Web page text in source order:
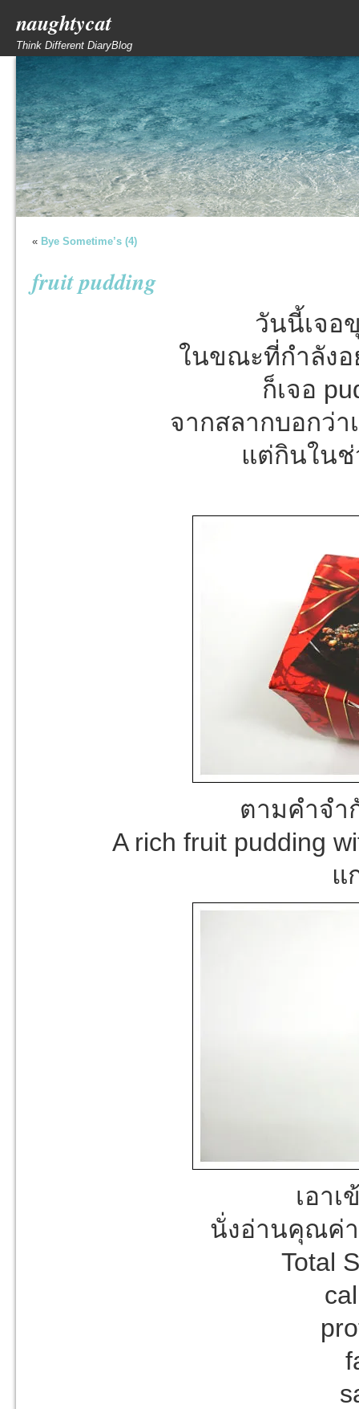
naughtycat
Think Different DiaryBlog
« Bye Sometime’s (4)
fruit pudding
วันนี้เจอ
ในขณะที่กำลัง
ก็เจอ
จากสลากบอกว่า
แต่กินในช่
ตามคำจำ
A rich fruit pudding
แ
เอาเ
นั่งอ่านคุณค่
Total